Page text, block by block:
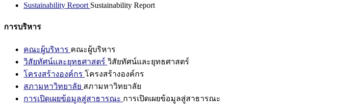
Sustainability Report Sustainability Report
การบริหาร
คณะผู้บริหาร คณะผู้บริหาร
วิสัยทัศน์และยุทธศาสตร์ วิสัยทัศน์และยุทธศาสตร์
โครงสร้างองค์กร โครงสร้างองค์กร
สภามหาวิทยาลัย สภามหาวิทยาลัย
การเปิดเผยข้อมูลสู่สาธารณะ การเปิดเผยข้อมูลสู่สาธารณะ